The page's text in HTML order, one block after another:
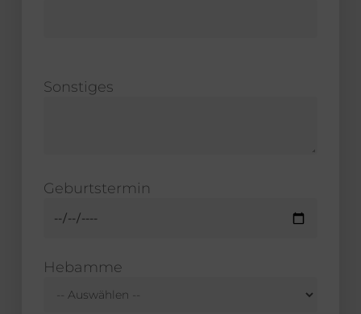
Sonstiges
Geburtstermin
Hebamme